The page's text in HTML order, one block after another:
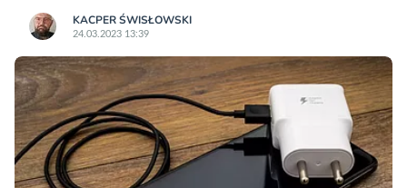
KACPER ŚWISŁO­WSKI
24.03.2023 13:39